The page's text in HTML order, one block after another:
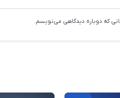
که دوباره دیدگاهی می‌نویسم.